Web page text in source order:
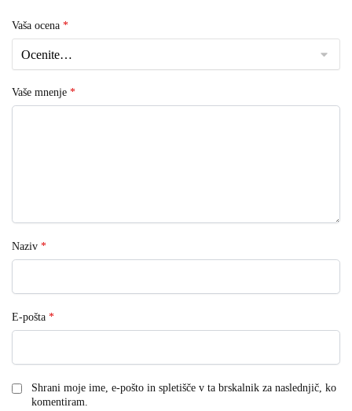
Vaša ocena *
Vaše mnenje *
Naziv *
E-pošta *
Shrani moje ime, e-pošto in spletišče v ta brskalnik za naslednjič, ko
komentiram.